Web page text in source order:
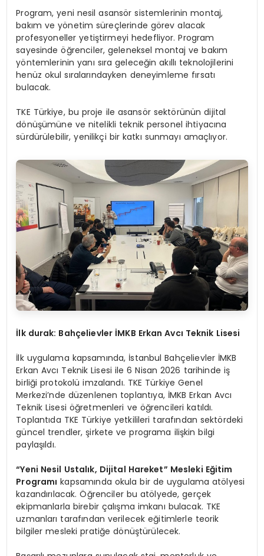
Program, yeni nesil asansör sistemlerinin montaj,
bakım ve yönetim süreçlerinde görev alacak
profesyoneller yetiştirmeyi hedefliyor. Program
sayesinde öğrenciler, geleneksel montaj ve bakım
yöntemlerinin yanı sıra geleceğin akıllı teknolojilerini
henüz okul sıralarındayken deneyimleme fırsatı
bulacak.
TKE Türkiye, bu proje ile asansör sektörünün dijital
dönüşümüne ve nitelikli teknik personel ihtiyacına
sürdürülebilir, yenilikçi bir katkı sunmayı amaçlıyor.
İlk durak: Bahçelievler İMKB Erkan Avcı Teknik Lisesi
İlk uygulama kapsamında, İstanbul Bahçelievler İMKB
Erkan Avcı Teknik Lisesi ile 6 Nisan 2026 tarihinde iş
birliği protokolü imzalandı. TKE Türkiye Genel
Merkezi’nde düzenlenen toplantıya, İMKB Erkan Avcı
Teknik Lisesi öğretmenleri ve öğrencileri katıldı.
Toplantıda TKE Türkiye yetkilileri tarafından sektördeki
güncel trendler, şirkete ve programa ilişkin bilgi
paylaşıldı.
“Yeni Nesil Ustalık, Dijital Hareket” Mesleki Eğitim
Programı kapsamında okula bir de uygulama atölyesi
kazandırılacak. Öğrenciler bu atölyede, gerçek
ekipmanlarla birebir çalışma imkanı bulacak. TKE
uzmanları tarafından verilecek eğitimlerle teorik
bilgiler mesleki pratiğe dönüştürülecek.